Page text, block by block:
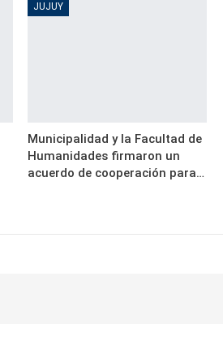
JUJUY
Municipalidad y la Facultad de
Humanidades firmaron un
acuerdo de cooperación para…